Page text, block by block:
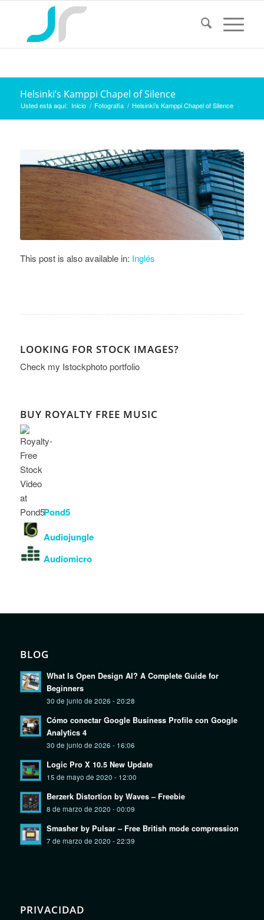
Helsinki’s Kamppi Chapel of Silence
Usted está aquí: Inicio / Fotografia / Helsinki’s Kamppi Chapel of Silence
This post is also available in: Inglés
LOOKING FOR STOCK IMAGES?
Check my Istockphoto portfolio
BUY ROYALTY FREE MUSIC
Pond5
Audiojungle
Audiomicro
BLOG
What Is Open Design AI? A Complete Guide for
Beginners
30 de junio de 2026 - 20:28
Cómo conectar Google Business Profile con Google
Analytics 4
30 de junio de 2026 - 16:06
Logic Pro X 10.5 New Update
15 de mayo de 2020 - 12:00
Berzerk Distortion by Waves – Freebie
8 de marzo de 2020 - 00:09
Smasher by Pulsar – Free British mode compression
7 de marzo de 2020 - 22:39
PRIVACIDAD